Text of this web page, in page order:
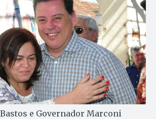
e Governador Marconi